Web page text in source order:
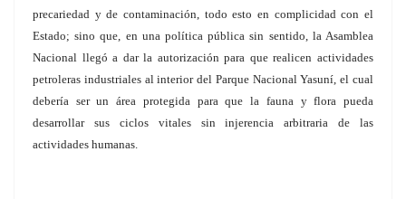
precariedad y de contaminación, todo esto en complicidad con el
Estado; sino que, en una política pública sin sentido, la Asamblea
Nacional llegó a dar la autorización para que realicen actividades
petroleras industriales al interior del Parque Nacional Yasuní, el cual
debería ser un área protegida para que la fauna y flora pueda
desarrollar sus ciclos vitales sin injerencia arbitraria de las
actividades humanas.